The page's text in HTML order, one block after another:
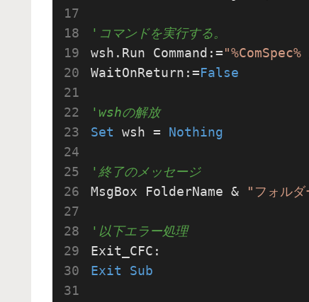
'コマンドを実行する。
wsh.Run Command:=
WaitOnReturn:=False
'wshの解放
Set wsh = Nothing
'終了のメッセージ
MsgBox FolderName &
"フォルダ
'以下エラー処理
Exit
Sub